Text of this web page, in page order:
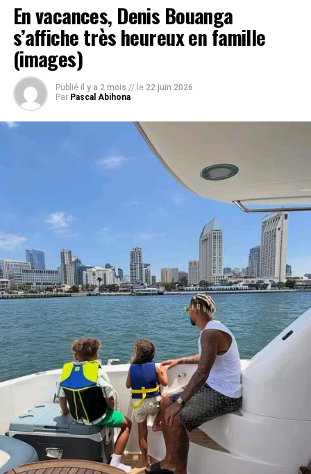
En vacances, Denis Bouanga
s’affiche très heureux en famille
(images)
Publié il y a 2 mois // le 22 juin 2026
Par Pascal Abihona